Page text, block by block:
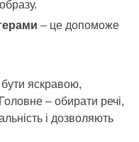
– це допоможе
яскравою,
– обирати речі,
і дозволяють